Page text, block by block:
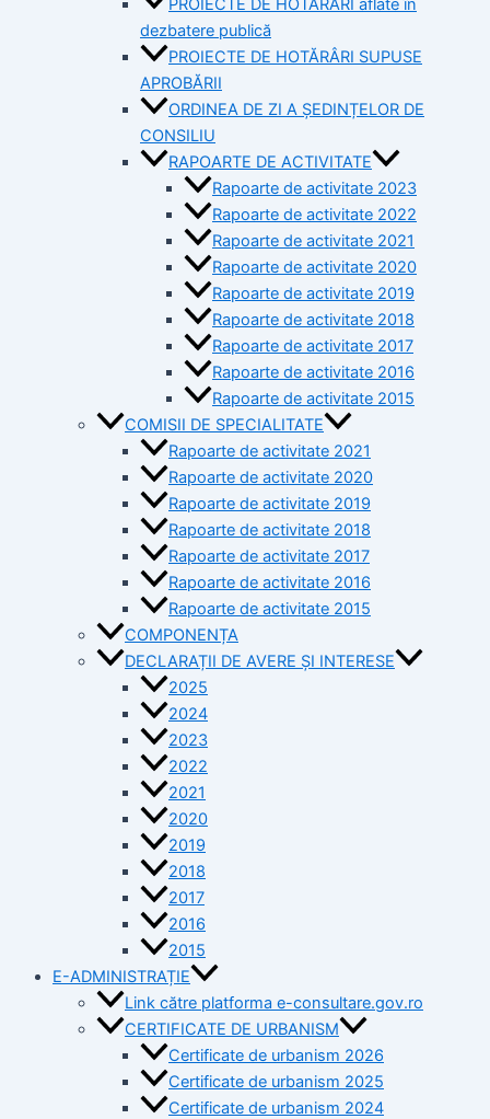
dezbatere publică
PROIECTE DE HOTĂRÂRI SUPUSE
APROBĂRII
ORDINEA DE ZI A ȘEDINȚELOR DE
CONSILIU
RAPOARTE DE ACTIVITATE
Rapoarte de activitate 2023
Rapoarte de activitate 2022
Rapoarte de activitate 2021
Rapoarte de activitate 2020
Rapoarte de activitate 2019
Rapoarte de activitate 2018
Rapoarte de activitate 2017
Rapoarte de activitate 2016
Rapoarte de activitate 2015
COMISII DE SPECIALITATE
Rapoarte de activitate 2021
Rapoarte de activitate 2020
Rapoarte de activitate 2019
Rapoarte de activitate 2018
Rapoarte de activitate 2017
Rapoarte de activitate 2016
Rapoarte de activitate 2015
COMPONENȚA
DECLARAȚII DE AVERE ȘI INTERESE
2025
2024
2023
2022
2021
2020
2019
2018
2017
2016
2015
E-ADMINISTRAȚIE
Link către platforma e-consultare.gov.ro
CERTIFICATE DE URBANISM
Certificate de urbanism 2026
Certificate de urbanism 2025
Certificate de urbanism 2024